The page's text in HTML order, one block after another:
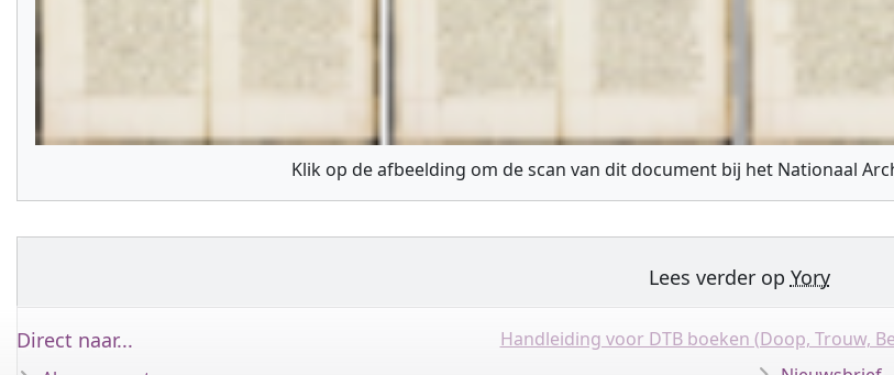
Klik op de afbeelding om de scan van dit document bij het Nationaal
Lees verder op Yory
Handleiding voor DTB boeken (Doop, Trouw,
Direct naar...